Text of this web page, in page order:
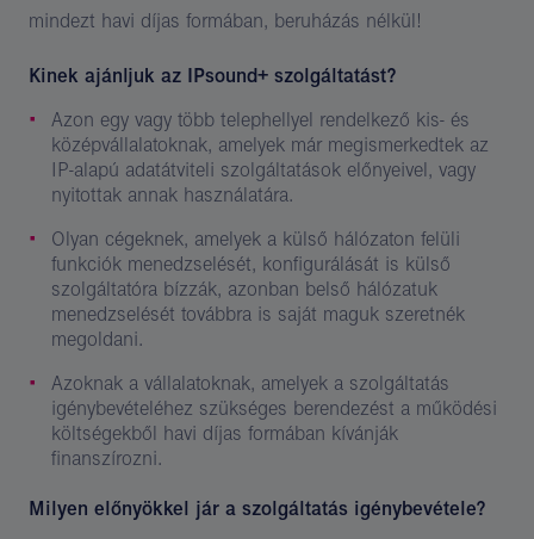
mindezt havi díjas formában, beruházás nélkül!
Kinek ajánljuk az IPsound+ szolgáltatást?
Azon egy vagy több telephellyel rendelkező kis- és
középvállalatoknak, amelyek már megismerkedtek az
IP-alapú adatátviteli szolgáltatások előnyeivel, vagy
nyitottak annak használatára.
Olyan cégeknek, amelyek a külső hálózaton felüli
funkciók menedzselését, konfigurálását is külső
szolgáltatóra bízzák, azonban belső hálózatuk
menedzselését továbbra is saját maguk szeretnék
megoldani.
Azoknak a vállalatoknak, amelyek a szolgáltatás
igénybevételéhez szükséges berendezést a működési
költségekből havi díjas formában kívánják
finanszírozni.
Milyen előnyökkel jár a szolgáltatás igénybevétele?